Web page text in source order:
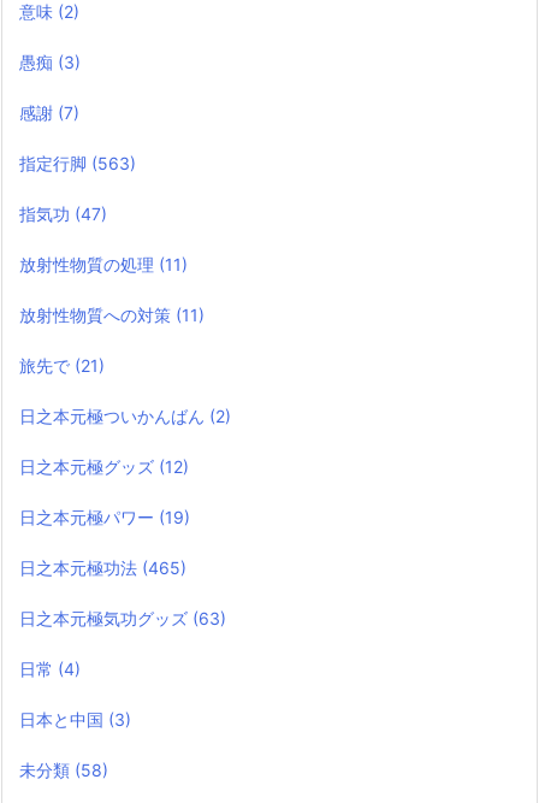
意味 (2)
愚痴 (3)
感謝 (7)
指定行脚 (563)
指気功 (47)
放射性物質の処理 (11)
放射性物質への対策 (11)
旅先で (21)
日之本元極ついかんばん (2)
日之本元極グッズ (12)
日之本元極パワー (19)
日之本元極功法 (465)
日之本元極気功グッズ (63)
日常 (4)
日本と中国 (3)
未分類 (58)